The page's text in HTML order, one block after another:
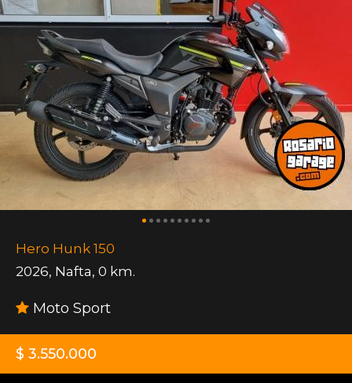
Hero Hunk 150
2026, Nafta, 0 km.
Moto Sport
$ 3.550.000